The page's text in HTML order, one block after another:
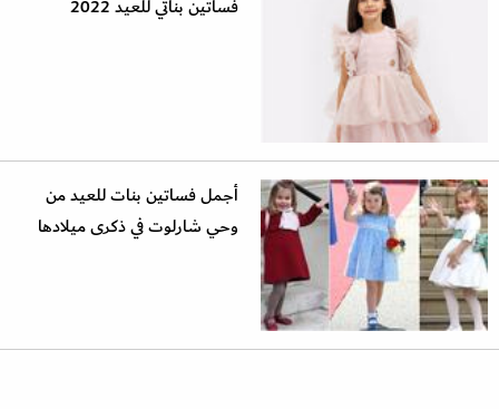
فساتين بناتي للعيد 2022
أجمل فساتين بنات للعيد من
وحي شارلوت في ذكرى ميلادها